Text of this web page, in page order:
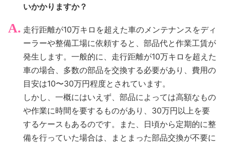
いかかりますか？
走行距離が10万キロを超えた車のメンテナンスをディ
ーラーや整備工場に依頼すると、部品代と作業工賃が
発生します。一般的に、走行距離が10万キロを超えた
車の場合、多数の部品を交換する必要があり、費用の
目安は10〜30万円程度とされています。
しかし、一概にはいえず、部品によっては高額なもの
や作業に時間を要するものがあり、30万円以上を要
するケースもあるのです。また、日頃から定期的に整
備を行っていた場合は、まとまった部品交換が不要に